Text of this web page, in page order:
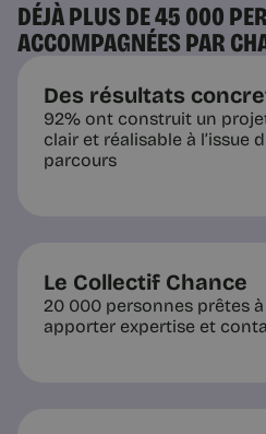
DÉJÀ PLUS DE 45 000
ACCOMPAGNÉES PAR
Des résultats
92% ont construit un
clair et réalisable à l’issue
parcours
Le Collectif Chance
20 000 personnes prêtes à
apporter expertise et